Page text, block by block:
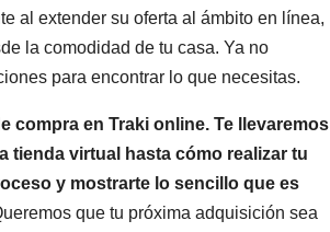
al extender su oferta al ámbito en línea,
la comodidad de tu casa. Ya no
para encontrar lo que necesitas.
compra en Traki online. Te llevaremos
tienda virtual hasta cómo realizar tu
y mostrarte lo sencillo que es
que tu próxima adquisición sea